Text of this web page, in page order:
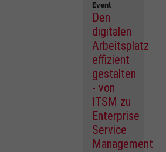
Event
Den
digitalen
Arbeitsplatz
effizient
gestalten
- von
ITSM zu
Enterprise
Service
Management